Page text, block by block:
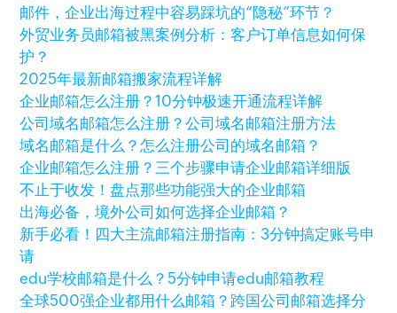
邮件，企业出海过程中容易踩坑的“隐秘”环节？
外贸业务员邮箱被黑案例分析：客户订单信息如何保
护？
2025年最新邮箱搬家流程详解
企业邮箱怎么注册？10分钟极速开通流程详解
公司域名邮箱怎么注册？公司域名邮箱注册方法
域名邮箱是什么？怎么注册公司的域名邮箱？
企业邮箱怎么注册？三个步骤申请企业邮箱详细版
不止于收发！盘点那些功能强大的企业邮箱
出海必备，境外公司如何选择企业邮箱？
新手必看！四大主流邮箱注册指南：3分钟搞定账号申
请
edu学校邮箱是什么？5分钟申请edu邮箱教程
全球500强企业都用什么邮箱？跨国公司邮箱选择分